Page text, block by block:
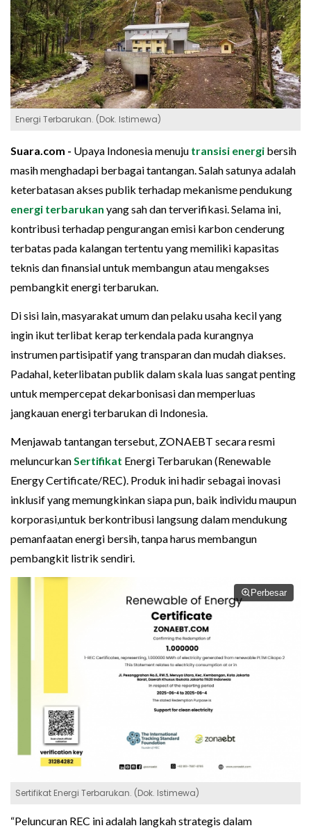
Energi Terbarukan. (Dok. Istimewa)
Suara.com - Upaya Indonesia menuju transisi energi bersih
masih menghadapi berbagai tantangan. Salah satunya adalah
keterbatasan akses publik terhadap mekanisme pendukung
energi terbarukan yang sah dan terverifikasi. Selama ini,
kontribusi terhadap pengurangan emisi karbon cenderung
terbatas pada kalangan tertentu yang memiliki kapasitas
teknis dan finansial untuk membangun atau mengakses
pembangkit energi terbarukan.
Di sisi lain, masyarakat umum dan pelaku usaha kecil yang
ingin ikut terlibat kerap terkendala pada kurangnya
instrumen partisipatif yang transparan dan mudah diakses.
Padahal, keterlibatan publik dalam skala luas sangat penting
untuk mempercepat dekarbonisasi dan memperluas
jangkauan energi terbarukan di Indonesia.
Menjawab tantangan tersebut, ZONAEBT secara resmi
meluncurkan Sertifikat Energi Terbarukan (Renewable
Energy Certificate/REC). Produk ini hadir sebagai inovasi
inklusif yang memungkinkan siapa pun, baik individu maupun
korporasi,untuk berkontribusi langsung dalam mendukung
pemanfaatan energi bersih, tanpa harus membangun
pembangkit listrik sendiri.
Perbesar
Sertifikat Energi Terbarukan. (Dok. Istimewa)
“Peluncuran REC ini adalah langkah strategis dalam